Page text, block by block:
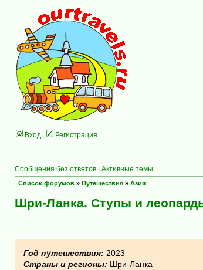
Вход Регистрация
Сообщения без ответов | Активные темы
Список форумов » Путешествия » Азия
Шри-Ланка. Ступы и
Год путешествия: 2023
Страны и регионы: Шри-Ланка